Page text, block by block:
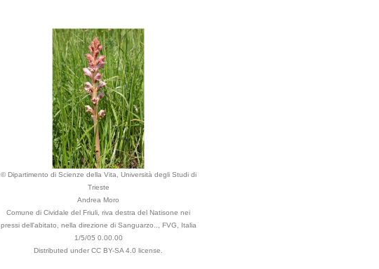
© Dipartimento di Scienze della Vita, Università degli Studi di
Trieste
Andrea Moro
Comune di Cividale del Friuli, riva destra del Natisone nei
pressi dell'abitato, nella direzione di Sanguarzo.., FVG, Italia
1/5/05 0.00.00
Distributed under CC BY-SA 4.0 license.